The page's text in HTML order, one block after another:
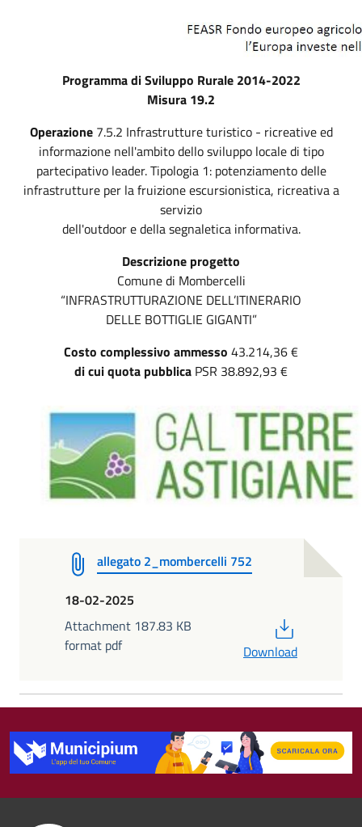
Programma di Sviluppo Rurale 2014-2022
Misura 19.2
Operazione 7.5.2 Infrastrutture turistico - ricreative ed
informazione nell'ambito dello sviluppo locale di tipo
partecipativo leader. Tipologia 1: potenziamento delle
infrastrutture per la fruizione escursionistica, ricreativa a
servizio
dell'outdoor e della segnaletica informativa.
Descrizione progetto
Comune di Mombercelli
“INFRASTRUTTURAZIONE DELL’ITINERARIO
DELLE BOTTIGLIE GIGANTI”
Costo complessivo ammesso 43.214,36 €
di cui quota pubblica PSR 38.892,93 €
allegato 2_mombercelli 752
18-02-2025
Attachment 187.83 KB
format pdf
Download